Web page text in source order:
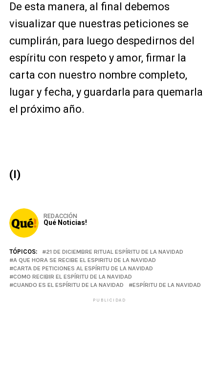
De esta manera, al final debemos
visualizar que nuestras peticiones se
cumplirán, para luego despedirnos del
espíritu con respeto y amor, firmar la
carta con nuestro nombre completo,
lugar y fecha, y guardarla para quemarla
el próximo año.
(I)
REDACCIÓN
Qué Noticias!
TÓPICOS:
21 DE DICIEMBRE RITUAL ESPÍRITU DE LA NAVIDAD
A QUE HORA SE RECIBE EL ESPIRITU DE LA NAVIDAD
CARTA DE PETICIONES AL ESPÍRITU DE LA NAVIDAD
COMO RECIBIR EL ESPÍRITU DE LA NAVIDAD
CUANDO ES EL ESPÍRITU DE LA NAVIDAD
ESPÍRITU DE LA NAVIDAD
PUBLICIDAD